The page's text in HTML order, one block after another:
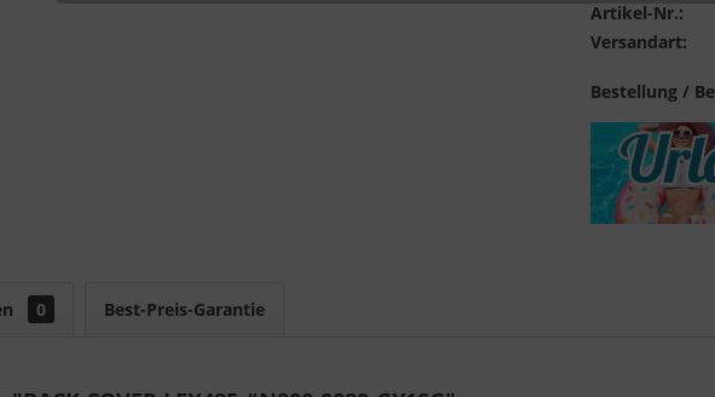
Artikel-Nr.:
Versandart:
Bestellung /
0 Best-Preis-Garantie